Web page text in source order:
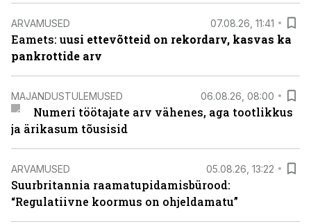
ARVAMUSED 07.08.26, 11:41
Eamets: uusi ettevõtteid on rekordarv, kasvas ka
pankrottide arv
MAJANDUSTULEMUSED 06.08.26, 08:00
Numeri töötajate arv vähenes, aga tootlikkus
ja ärikasum tõusisid
ARVAMUSED 05.08.26, 13:22
Suurbritannia raamatupidamisbürood:
“Regulatiivne koormus on ohjeldamatu”